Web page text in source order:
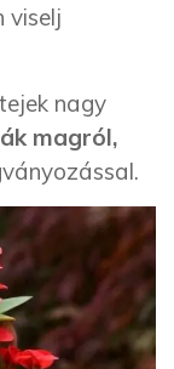
viselj
nagy
magról,